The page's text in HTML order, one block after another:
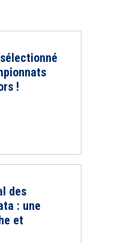
!
des
: une
et